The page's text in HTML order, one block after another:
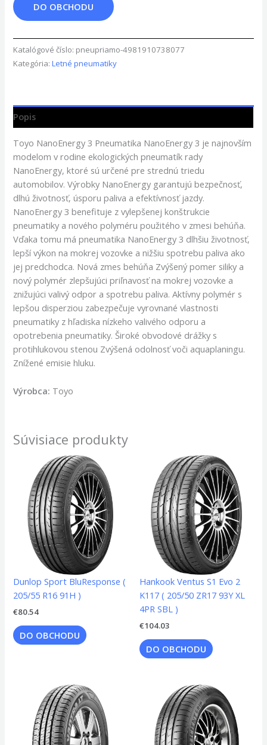
DO OBCHODU
Katalógové číslo: pneupriamo-4981910738077
Kategória:Letné pneumatiky
Popis
Toyo NanoEnergy 3 Pneumatika NanoEnergy 3 je najnovším
modelom v rodine ekologických pneumatík rady
NanoEnergy, ktoré sú určené pre strednú triedu
automobilov. Výrobky NanoEnergy garantujú bezpečnosť,
dlhú životnosť, úsporu paliva a efektívnosť jazdy.
NanoEnergy 3 benefituje z vylepšenej konštrukcie
pneumatiky a nového polyméru použitého v zmesi behúňa.
Vďaka tomu má pneumatika NanoEnergy 3 dlhšiu životnosť,
lepší výkon na mokrej vozovke a nižšiu spotrebu paliva ako
jej predchodca. Nová zmes behúňa Zvýšený pomer siliky a
nový polymér zlepšujúci priľnavosť na mokrej vozovke a
znižujúci valivý odpor a spotrebu paliva. Aktívny polymér s
lepšou disperziou zabezpečuje vyrovnané vlastnosti
pneumatiky z hľadiska nízkeho valivého odporu a
opotrebenia pneumatiky. Široké obvodové drážky s
protihlukovou stenou Zvýšená odolnosť voči aquaplaningu.
Znížené emisie hluku.
Výrobca: Toyo
Súvisiace produkty
Dunlop Sport BluResponse (
205/55 R16 91H )
€80.54
DO OBCHODU
Hankook Ventus S1 Evo 2
K117 ( 205/50 ZR17 93Y XL
4PR SBL )
€104.03
DO OBCHODU